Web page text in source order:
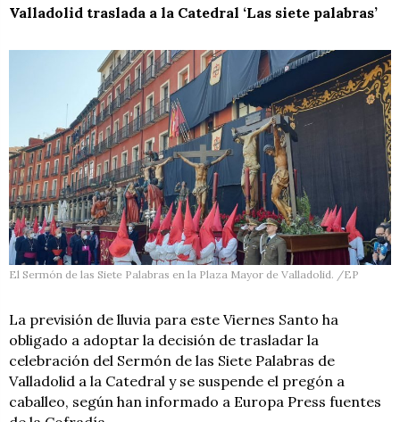
Valladolid traslada a la Catedral ‘Las siete palabras’
El Sermón de las Siete Palabras en la Plaza Mayor de Valladolid. /EP
La previsión de lluvia para este Viernes Santo ha
obligado a adoptar la decisión de trasladar la
celebración del Sermón de las Siete Palabras de
Valladolid a la Catedral y se suspende el pregón a
caballeo, según han informado a Europa Press fuentes